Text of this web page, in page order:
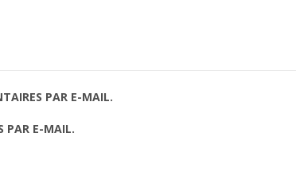
PAR E-MAIL.
PAR E-MAIL.